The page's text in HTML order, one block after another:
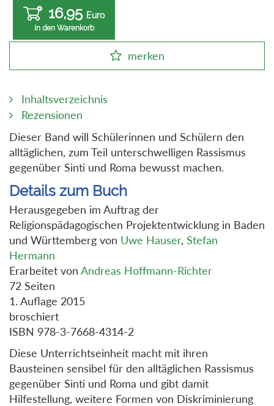
16,95 Euro
In den Warenkorb
merken
Inhaltsverzeichnis
Rezensionen
Dieser Band will Schülerinnen und Schülern den
alltäglichen, zum Teil unterschwelligen Rassismus
gegenüber Sinti und Roma bewusst machen.
Details zum Buch
Herausgegeben im Auftrag der
Religionspädagogischen Projektentwicklung in Baden
und Württemberg von Uwe Hauser, Stefan
Hermann
Erarbeitet von Andreas Hoffmann-Richter
72 Seiten
1. Auflage 2015
broschiert
ISBN 978-3-7668-4314-2
Diese Unterrichtseinheit macht mit ihren
Bausteinen sensibel für den alltäglichen Rassismus
gegenüber Sinti und Roma und gibt damit
Hilfestellung, weitere Formen von Diskriminierung